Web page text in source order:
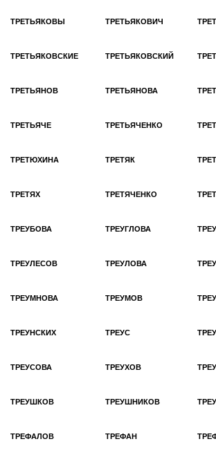
ТРЕТЬЯКОВЫ ТРЕТЬЯКОВИЧ
ТРЕТЬЯКОВСКИЕ ТРЕТЬЯКОВСКИЙ
ТРЕТЬЯНОВ ТРЕТЬЯНОВА
ТРЕТЬЯЧЕ ТРЕТЬЯЧЕНКО
ТРЕТЮХИНА ТРЕТЯК
ТРЕТЯХ ТРЕТЯЧЕНКО
ТРЕУБОВА ТРЕУГЛОВА
ТРЕУЛЕСОВ ТРЕУЛОВА
ТРЕУМНОВА ТРЕУМОВ
ТРЕУНСКИХ ТРЕУС
ТРЕУСОВА ТРЕУХОВ
ТРЕУШКОВ ТРЕУШНИКОВ
ТРЕФАЛОВ ТРЕФАН